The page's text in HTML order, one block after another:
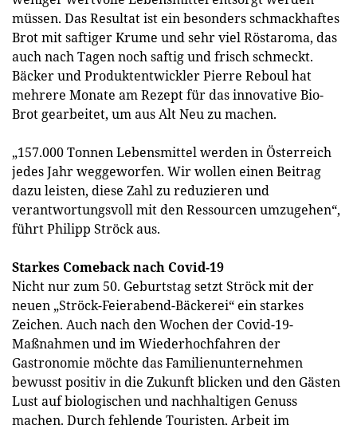
müssen. Das Resultat ist ein besonders schmackhaftes
Brot mit saftiger Krume und sehr viel Röstaroma, das
auch nach Tagen noch saftig und frisch schmeckt.
Bäcker und Produktentwickler Pierre Reboul hat
mehrere Monate am Rezept für das innovative Bio-
Brot gearbeitet, um aus Alt Neu zu machen.
„157.000 Tonnen Lebensmittel werden in Österreich
jedes Jahr weggeworfen. Wir wollen einen Beitrag
dazu leisten, diese Zahl zu reduzieren und
verantwortungsvoll mit den Ressourcen umzugehen“,
führt Philipp Ströck aus.
Starkes Comeback nach Covid-19
Nicht nur zum 50. Geburtstag setzt Ströck mit der
neuen „Ströck-Feierabend-Bäckerei“ ein starkes
Zeichen. Auch nach den Wochen der Covid-19-
Maßnahmen und im Wiederhochfahren der
Gastronomie möchte das Familienunternehmen
bewusst positiv in die Zukunft blicken und den Gästen
Lust auf biologischen und nachhaltigen Genuss
machen. Durch fehlende Touristen, Arbeit im